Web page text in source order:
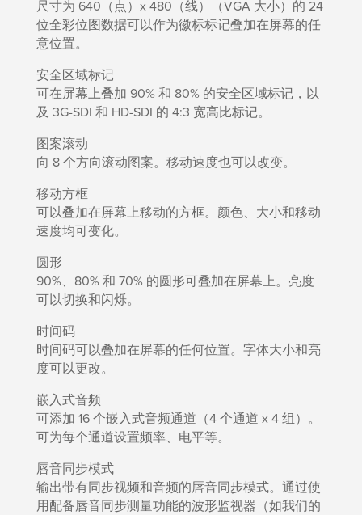
尺寸为 640（点）x 480（线）（VGA 大小）的 24
位全彩位图数据可以作为徽标标记叠加在屏幕的任
意位置。
安全区域标记
可在屏幕上叠加 90% 和 80% 的安全区域标记，以
及 3G-SDI 和 HD-SDI 的 4:3 宽高比标记。
图案滚动
向 8 个方向滚动图案。移动速度也可以改变。
移动方框
可以叠加在屏幕上移动的方框。颜色、大小和移动
速度均可变化。
圆形
90%、80% 和 70% 的圆形可叠加在屏幕上。亮度
可以切换和闪烁。
时间码
时间码可以叠加在屏幕的任何位置。字体大小和亮
度可以更改。
嵌入式音频
可添加 16 个嵌入式音频通道（4 个通道 x 4 组）。
可为每个通道设置频率、电平等。
唇音同步模式
输出带有同步视频和音频的唇音同步模式。通过使
用配备唇音同步测量功能的波形监视器（如我们的